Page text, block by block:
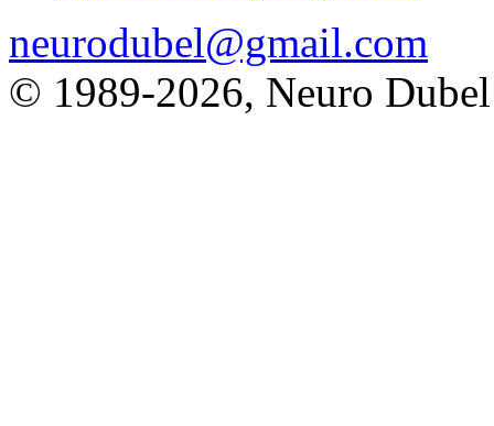
neurodubel@gmail.com
© 1989-2026, Neuro Dubel